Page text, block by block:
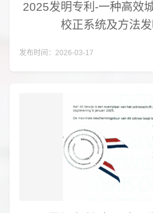
2025发明专利-一种高效
校正系统及方法
发布时间：2026-03-17